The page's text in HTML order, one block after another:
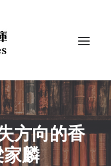
方向的香
麟